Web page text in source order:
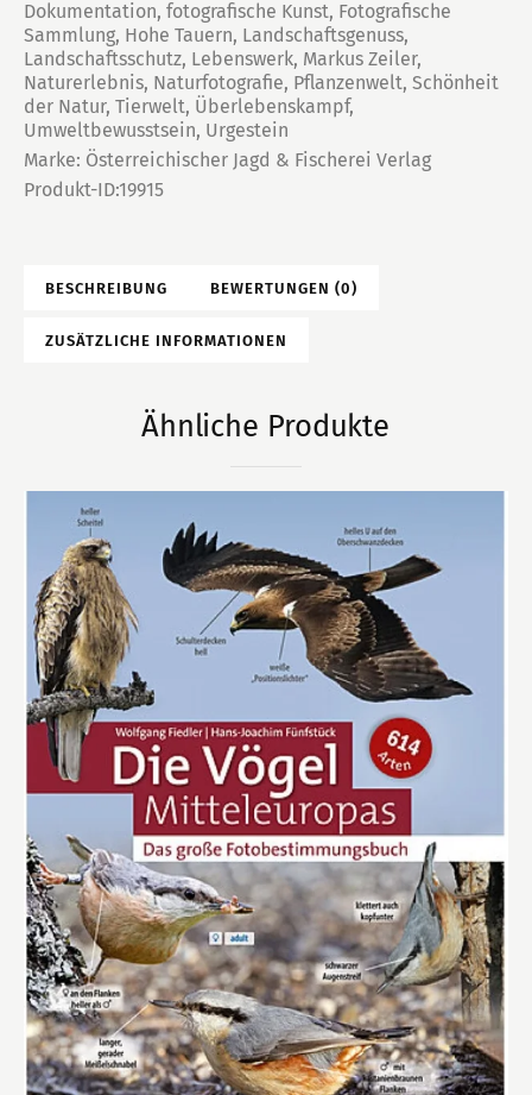
Dokumentation, fotografische Kunst, Fotografische
Sammlung, Hohe Tauern, Landschaftsgenuss,
Landschaftsschutz, Lebenswerk, Markus Zeiler,
Naturerlebnis, Naturfotografie, Pflanzenwelt, Schönheit
der Natur, Tierwelt, Überlebenskampf,
Umweltbewusstsein, Urgestein
Marke: Österreichischer Jagd & Fischerei Verlag
Produkt-ID:19915
BESCHREIBUNG BEWERTUNGEN (0)
ZUSÄTZLICHE INFORMATIONEN
Ähnliche Produkte